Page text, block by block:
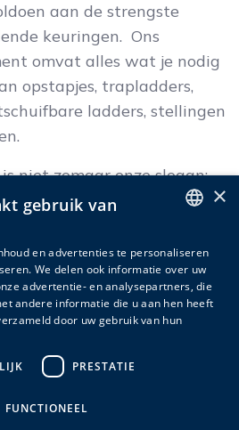
aan de strengste
keuringen. Ons
omvat alles wat je nodig
opstapjes, trapladders,
ladders, stellingen
niet zomaar onze slogan:
jouw veiligheid en
een hoge
eenvoudige bediening en
zowel voor de
als
Met Escalo kan je
DUTCH
FRENCH
×
gebruik van
en advertenties te personaliseren
We delen ook informatie over uw
advertentie- en analysepartners, die
andere informatie die u aan hen heeft
door uw gebruik van hun
PRESTATIE
FUNCTIONEEL